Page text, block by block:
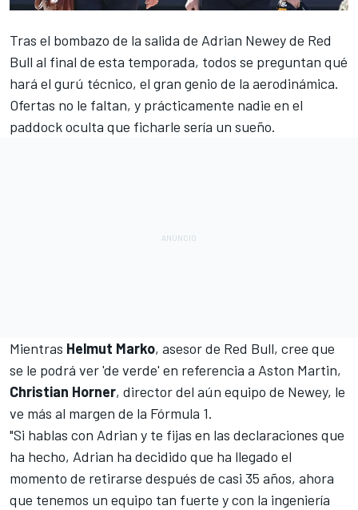
Tras el bombazo de la salida de Adrian Newey de Red
Bull al final de esta temporada, todos se preguntan qué
hará el gurú técnico, el gran genio de la aerodinámica.
Ofertas no le faltan, y prácticamente nadie en el
paddock oculta que ficharle sería un sueño.
Mientras Helmut Marko, asesor de Red Bull, cree que
se le podrá ver 'de verde' en referencia a Aston Martin,
Christian Horner, director del aún equipo de Newey, le
ve más al margen de la Fórmula 1.
"Si hablas con Adrian y te fijas en las declaraciones que
ha hecho, Adrian ha decidido que ha llegado el
momento de retirarse después de casi 35 años, ahora
que tenemos un equipo tan fuerte y con la ingeniería